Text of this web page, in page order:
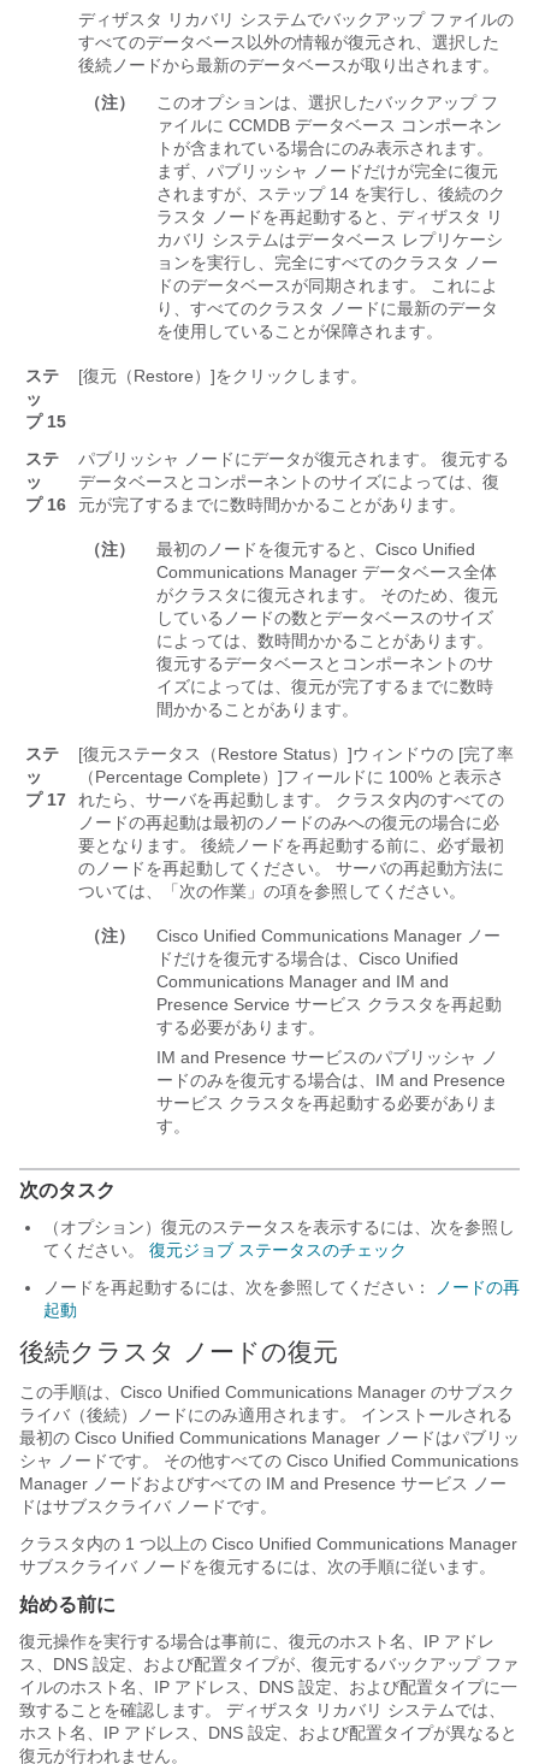
ディザスタ リカバリ システムでバックアップ ファイルの
すべてのデータベース以外の情報が復元され、選択した
後続ノードから最新のデータベースが取り出されます。
（注）
このオプションは、選択したバックアップ フ
ァイルに CCMDB データベース コンポーネン
トが含まれている場合にのみ表示されます。
まず、パブリッシャ ノードだけが完全に復元
されますが、ステップ 14 を実行し、後続のク
ラスタ ノードを再起動すると、ディザスタ リ
カバリ システムはデータベース レプリケーシ
ョンを実行し、完全にすべてのクラスタ ノー
ドのデータベースが同期されます。 これによ
り、すべてのクラスタ ノードに最新のデータ
を使用していることが保障されます。
ステ
ッ
プ 15
[復元（Restore）]をクリックします。
ステ
ッ
プ 16
パブリッシャ ノードにデータが復元されます。 復元する
データベースとコンポーネントのサイズによっては、復
元が完了するまでに数時間かかることがあります。
（注） 最初のノードを復元すると、 Cisco Unified
Communications Manager データベース全体
がクラスタに復元されます。 そのため、復元
しているノードの数とデータベースのサイズ
によっては、数時間かかることがあります。
復元するデータベースとコンポーネントのサ
イズによっては、復元が完了するまでに数時
間かかることがあります。
ステ
ッ
プ 17
[復元ステータス（Restore Status）]ウィンドウの [完了率
（Percentage Complete）]フィールドに 100% と表示さ
れたら、サーバを再起動します。 クラスタ内のすべての
ノードの再起動は最初のノードのみへの復元の場合に必
要となります。 後続ノードを再起動する前に、必ず最初
のノードを再起動してください。 サーバの再起動方法に
ついては、「次の作業」の項を参照してください。
（注）
Cisco Unified Communications Manager ノー
ドだけを復元する場合は、Cisco Unified
Communications Manager and IM and
Presence Service サービス クラスタを再起動
する必要があります。
IM and Presence サービスのパブリッシャ ノ
ードのみを復元する場合は、IM and Presence
サービス クラスタを再起動する必要がありま
す。
次のタスク
（オプション）復元のステータスを表示するには、次を参照し
てください。 復元ジョブ ステータスのチェック
ノードを再起動するには、次を参照してください：
ノードの再
起動
後続クラスタ ノードの復元
この手順は、Cisco Unified Communications Manager のサブスク
ライバ（後続）ノードにのみ適用されます。 インストールされる
最初の Cisco Unified Communications Manager ノードはパブリッ
シャ ノードです。 その他すべての Cisco Unified Communications
Manager ノードおよびすべての IM and Presence サービス ノー
ドはサブスクライバ ノードです。
クラスタ内の 1 つ以上の Cisco Unified Communications Manager
サブスクライバ ノードを復元するには、次の手順に従います。
始める前に
復元操作を実行する場合は事前に、復元のホスト名、IP アドレ
ス、DNS 設定、および配置タイプが、復元するバックアップ ファ
イルのホスト名、IP アドレス、DNS 設定、および配置タイプに一
致することを確認します。 ディザスタ リカバリ システムでは、
ホスト名、IP アドレス、DNS 設定、および配置タイプが異なると
復元が行われません。